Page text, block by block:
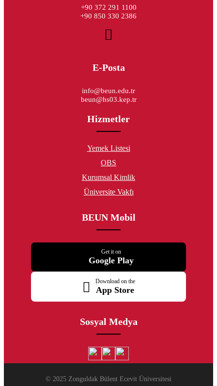
+90 372 291 1100
+90 850 330 2386
E-Posta
info@beun.edu.tr
beun@hs03.kep.tr
Hizmetler
Yemek Listesi
OBS
Kurumsal Kimlik
Üniversite Vakfı
BEUN Mobil
Get it on
Google Play
Download on the
App Store
Sosyal Medya
© 2025 Zonguldak Bülent Ecevit Üniversitesi